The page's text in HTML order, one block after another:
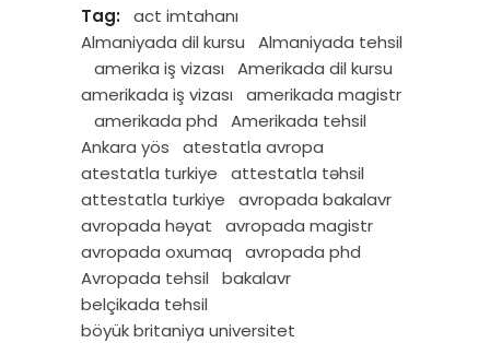
Tag:
act imtahanı
Almaniyada dil kursu
Almaniyada tehsil
amerika iş vizası
Amerikada dil kursu
amerikada iş vizası
amerikada magistr
amerikada phd
Amerikada tehsil
Ankara yös
atestatla avropa
atestatla turkiye
attestatla təhsil
attestatla turkiye
avropada bakalavr
avropada həyat
avropada magistr
avropada oxumaq
avropada phd
Avropada tehsil
bakalavr
belçikada tehsil
böyük britaniya universitet